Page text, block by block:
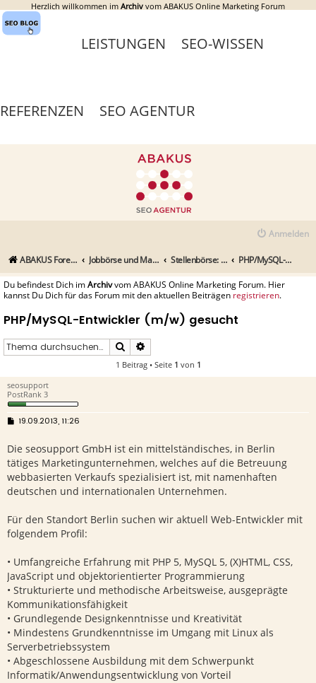
Herzlich willkommen im Archiv vom ABAKUS Online Marketing Forum
LEISTUNGEN SEO-WISSEN
REFERENZEN SEO AGENTUR
Anmelden
ABAKUS Foren-Übersicht Jobbörse und Marktplatz Stellenbörse: Stellenangebote und -gesuche PHP/MySQL-Entwickler (m/w) gesucht
Du befindest Dich imArchivvom ABAKUS Online Marketing Forum. Hier
kannst Du Dich für das Forum mit den aktuellen Beiträgen registrieren.
PHP/MySQL-Entwickler (m/w) gesucht
Suche
1 Beitrag • Seite 1 von 1
seosupport
PostRank 3
B
t
a
g
19.09.2013, 11:26
Die seosupport GmbH ist ein mittelständisches, in Berlin
tätiges Marketingunternehmen, welches auf die Betreuung
webbasierten Verkaufs spezialisiert ist, mit namenhaften
deutschen und internationalen Unternehmen.
Für den Standort Berlin suchen wir aktuell Web-Entwickler mit
folgendem Profil:
• Umfangreiche Erfahrung mit PHP 5, MySQL 5, (X)HTML, CSS,
JavaScript und objektorientierter Programmierung
• Strukturierte und methodische Arbeitsweise, ausgeprägte
Kommunikationsfähigkeit
• Grundlegende Designkenntnisse und Kreativität
• Mindestens Grundkenntnisse im Umgang mit Linux als
Serverbetriebssystem
• Abgeschlossene Ausbildung mit dem Schwerpunkt
Informatik/Anwendungsentwicklung von Vorteil